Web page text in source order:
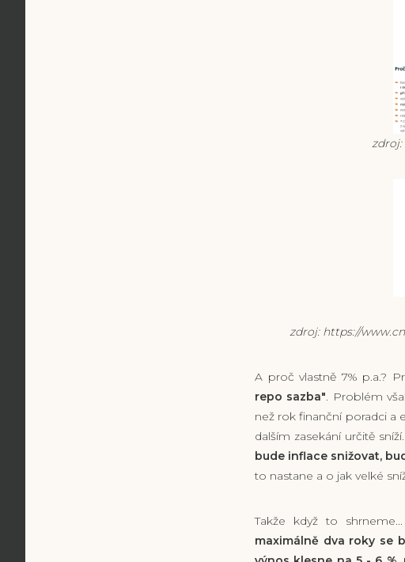
zdroj: https://
zdroj: https://
A proč vlastně 7% p.a.?
repo sazba" . Problém
než rok finanční poradci a
dalším zasekání určitě
bude inflace snižovat,
to nastane a o jak velké
Takže když to shrneme...
maximálně dva roky se